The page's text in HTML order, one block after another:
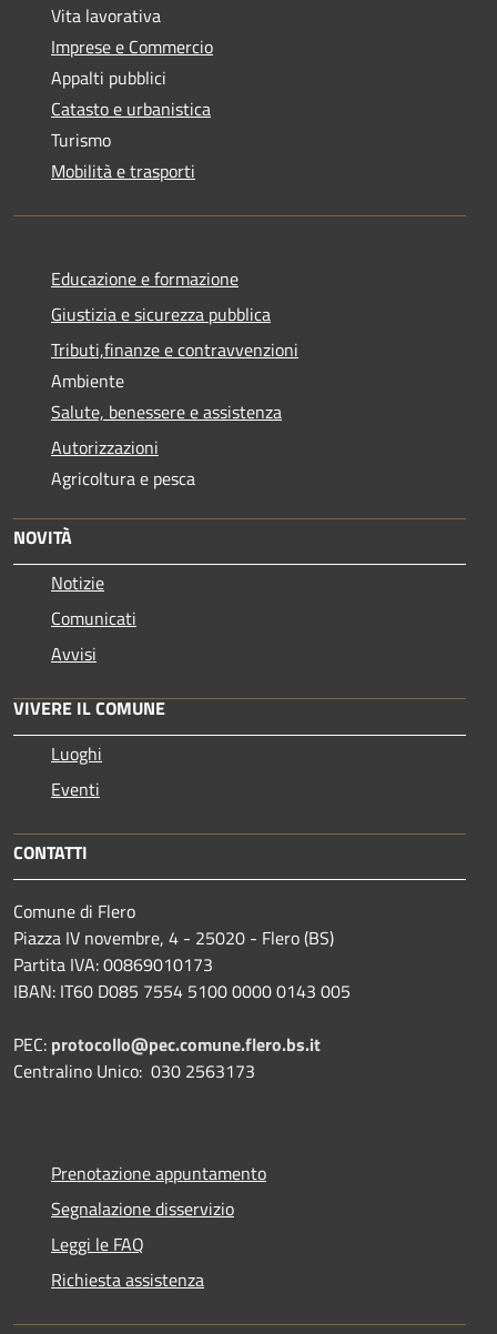
Vita lavorativa
Imprese e Commercio
Appalti pubblici
Catasto e urbanistica
Turismo
Mobilità e trasporti
Educazione e formazione
Giustizia e sicurezza pubblica
Tributi,finanze e contravvenzioni
Ambiente
Salute, benessere e assistenza
Autorizzazioni
Agricoltura e pesca
NOVITÀ
Notizie
Comunicati
Avvisi
VIVERE IL COMUNE
Luoghi
Eventi
CONTATTI
Comune di Flero
Piazza IV novembre, 4 - 25020 - Flero (BS)
Partita IVA: 00869010173
IBAN: IT60 D085 7554 5100 0000 0143 005
PEC: protocollo@pec.comune.flero.bs.it
Centralino Unico: 030 2563173
Prenotazione appuntamento
Segnalazione disservizio
Leggi le FAQ
Richiesta assistenza